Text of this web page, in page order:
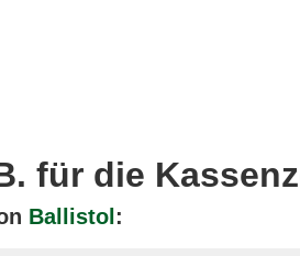
für die
Ballistol :